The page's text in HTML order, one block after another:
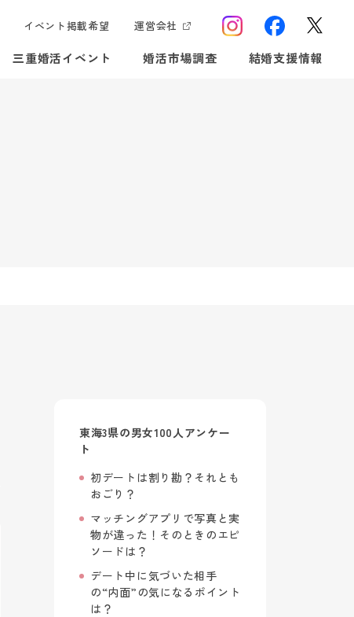
イベント掲載希望 運営会社
三重婚活イベント 婚活市場調査 結婚支援情報
東海3県の男女100人アンケー
ト
初デートは割り勘？それとも
おごり？
マッチングアプリで写真と実
物が違った！そのときのエピ
ソードは？
デート中に気づいた相手
の“内面”の気になるポイント
は？